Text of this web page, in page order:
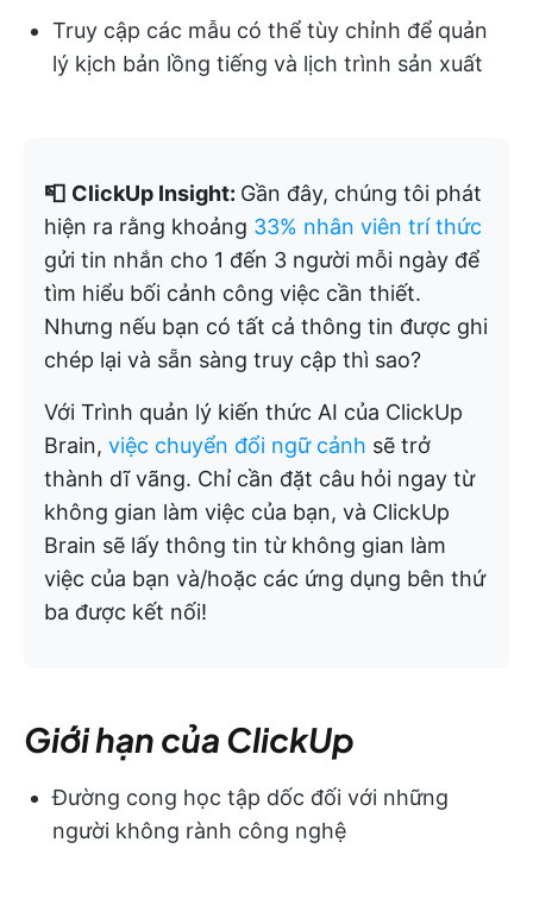
Truy cập các mẫu có thể tùy chỉnh để quản
lý kịch bản lồng tiếng và lịch trình sản xuất
📮 ClickUp Insight: Gần đây, chúng tôi phát
hiện ra rằng khoảng 33% nhân viên trí thức
gửi tin nhắn cho 1 đến 3 người mỗi ngày để
tìm hiểu bối cảnh công việc cần thiết.
Nhưng nếu bạn có tất cả thông tin được ghi
chép lại và sẵn sàng truy cập thì sao?
Với Trình quản lý kiến thức AI của ClickUp
Brain, việc chuyển đổi ngữ cảnh sẽ trở
thành dĩ vãng. Chỉ cần đặt câu hỏi ngay từ
không gian làm việc của bạn, và ClickUp
Brain sẽ lấy thông tin từ không gian làm
việc của bạn và/hoặc các ứng dụng bên thứ
ba được kết nối!
Giới hạn của ClickUp
Đường cong học tập dốc đối với những
người không rành công nghệ